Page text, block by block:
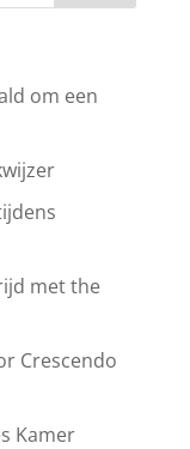
om een
met the
Crescendo
Kamer